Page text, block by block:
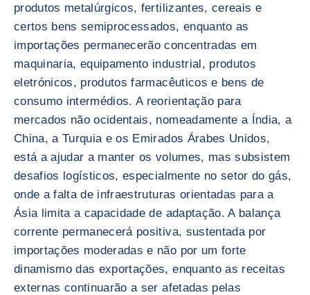
produtos metalúrgicos, fertilizantes, cereais e
certos bens semiprocessados, enquanto as
importações permanecerão concentradas em
maquinaria, equipamento industrial, produtos
eletrónicos, produtos farmacêuticos e bens de
consumo intermédios. A reorientação para
mercados não ocidentais, nomeadamente a Índia, a
China, a Turquia e os Emirados Árabes Unidos,
está a ajudar a manter os volumes, mas subsistem
desafios logísticos, especialmente no setor do gás,
onde a falta de infraestruturas orientadas para a
Ásia limita a capacidade de adaptação. A balança
corrente permanecerá positiva, sustentada por
importações moderadas e não por um forte
dinamismo das exportações, enquanto as receitas
externas continuarão a ser afetadas pelas